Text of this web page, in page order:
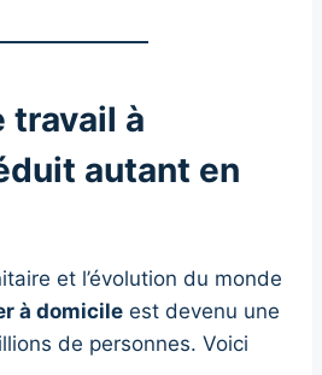
travail à
autant en
et l’évolution du monde
à domicile est devenu une
de personnes. Voici